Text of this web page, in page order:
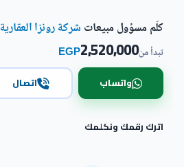
كلّم مسؤول مبيعات شركة رونزا العقارية
تبدأ من2,520,000
EGP
واتساب اتصال
اترك رقمك ونكلمك